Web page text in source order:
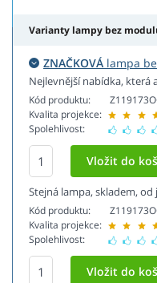
Varianty lampy bez
ZNAČKOVÁ lampa
Nejlevnější nabídka, která
Kód produktu:
Kvalita projekce:
Spolehlivost:
Stejná lampa, skladem,
Kód produktu:
Kvalita projekce:
Spolehlivost: